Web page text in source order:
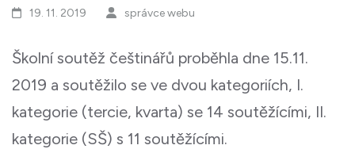
19. 11. 2019 správce webu
Školní soutěž češtinářů proběhla dne 15.11.
2019 a soutěžilo se ve dvou kategoriích, I.
kategorie (tercie, kvarta) se 14 soutěžícími, II.
kategorie (SŠ) s 11 soutěžícími.